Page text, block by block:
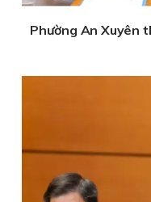
Phường An Xuyên